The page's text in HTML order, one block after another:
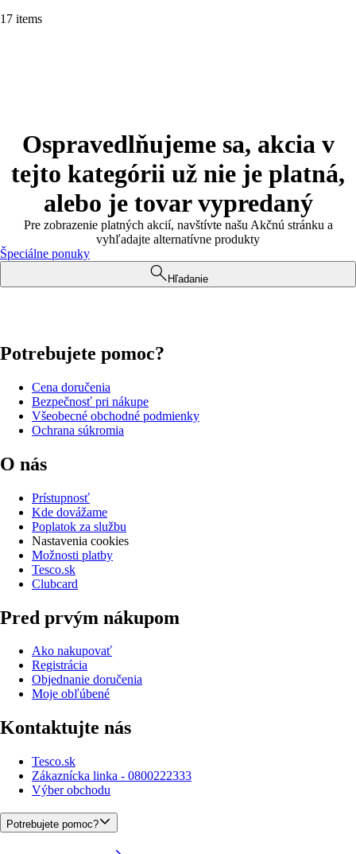
17 items
Ospravedlňujeme sa, akcia v
tejto kategórii už nie je platná,
alebo je tovar vypredaný
Pre zobrazenie platných akcií, navštívte našu Akčnú stránku a
vyhľadajte alternatívne produkty
Špeciálne ponuky
Hľadanie
Potrebujete pomoc?
Cena doručenia
Bezpečnosť pri nákupe
Všeobecné obchodné podmienky
Ochrana súkromia
O nás
Prístupnosť
Kde dovážame
Poplatok za službu
Nastavenia cookies
Možnosti platby
Tesco.sk
Clubcard
Pred prvým nákupom
Ako nakupovať
Registrácia
Objednanie doručenia
Moje obľúbené
Kontaktujte nás
Tesco.sk
Zákaznícka linka - 0800222333
Výber obchodu
Potrebujete pomoc?